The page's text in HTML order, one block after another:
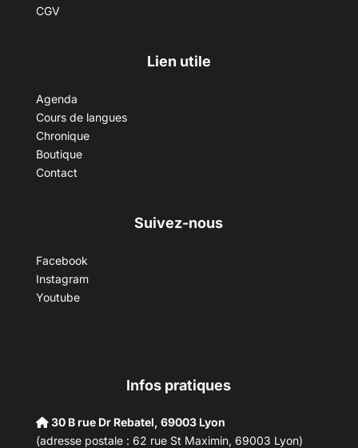
CGV
Lien utile
Agenda
Cours de langues
Chronique
Boutique
Contact
Suivez-nous
Facebook
Instagram
Youtube
Infos pratiques
30 B rue Dr Rebatel, 69003 Lyon
(adresse postale : 62 rue St Maximin, 69003 Lyon)